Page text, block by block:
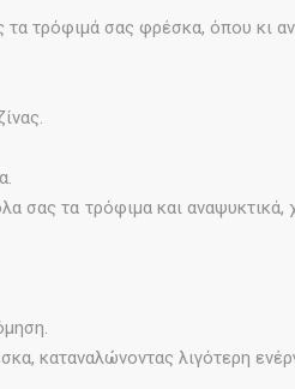
τρόφιμά σας φρέσκα, όπου κι
τα τρόφιμα και αναψυκτικά,
καταναλώνοντας λιγότερη